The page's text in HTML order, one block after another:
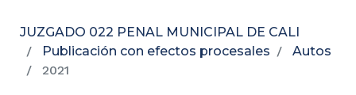
JUZGADO 022 PENAL MUNICIPAL DE CALI
Publicación con efectos procesales
Autos
2021